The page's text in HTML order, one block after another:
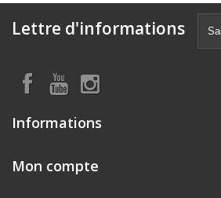
Lettre d'informations
Informations
Mon compte